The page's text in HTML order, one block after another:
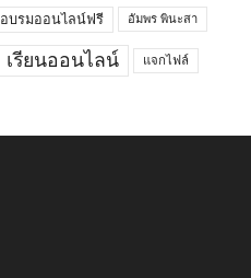
อบรมออนไลน์ฟรี อัมพร พินะสา
เรียนออนไลน์ แจกไฟล์